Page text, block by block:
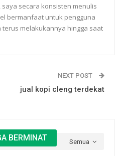
saya secara konsisten menulis
bermanfaat untuk pengguna
terus melakukannya hingga saat
NEXT POST
jual kopi cleng terdekat
Semua
BERMINAT